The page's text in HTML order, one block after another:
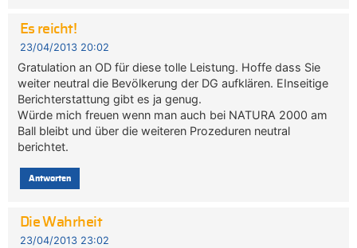
Es reicht!
23/04/2013 20:02
Gratulation an OD für diese tolle Leistung. Hoffe dass Sie
weiter neutral die Bevölkerung der DG aufklären. EInseitige
Berichterstattung gibt es ja genug.
Würde mich freuen wenn man auch bei NATURA 2000 am
Ball bleibt und über die weiteren Prozeduren neutral
berichtet.
Antworten
Die Wahrheit
23/04/2013 23:02